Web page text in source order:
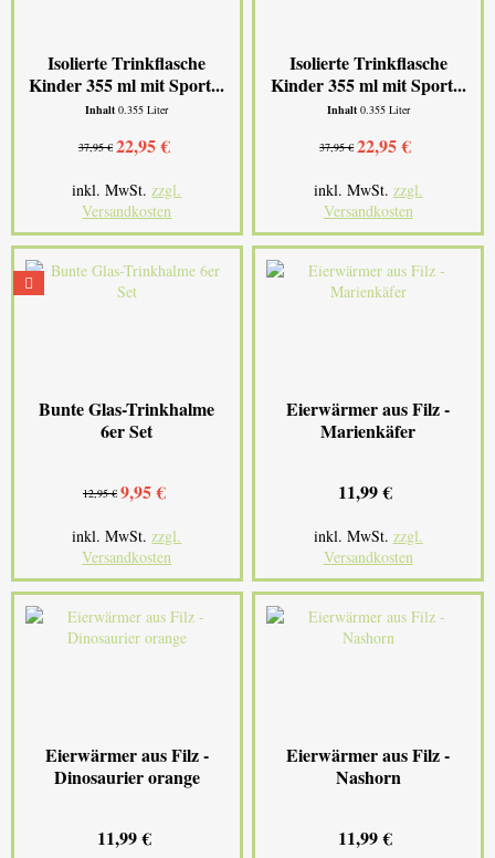
Isolierte Trinkflasche
Kinder 355 ml mit Sport...
Inhalt0.355 Liter
37,95 € 22,95 €
inkl. MwSt.zzgl.
Versandkosten
Isolierte Trinkflasche
Kinder 355 ml mit Sport...
Inhalt 0.355 Liter
37,95 € 22,95 €
inkl. MwSt. zzgl.
Versandkosten
Bunte Glas-Trinkhalme
6er Set
12,95 € 9,95 €
inkl. MwSt.zzgl.
Versandkosten
Eierwärmer aus Filz -
Marienkäfer
11,99 €
inkl. MwSt. zzgl.
Versandkosten
Eierwärmer aus Filz -
Dinosaurier orange
11,99 €
Eierwärmer aus Filz -
Nashorn
11,99 €